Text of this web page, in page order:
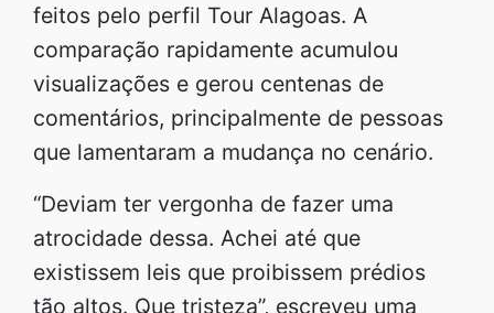
feitos pelo perfil Tour Alagoas. A
comparação rapidamente acumulou
visualizações e gerou centenas de
comentários, principalmente de pessoas
que lamentaram a mudança no cenário.
“Deviam ter vergonha de fazer uma
atrocidade dessa. Achei até que
existissem leis que proibissem prédios
tão altos. Que tristeza”, escreveu uma